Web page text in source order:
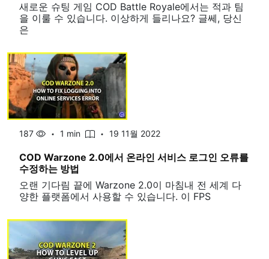
새로운 슈팅 게임 COD Battle Royale에서는 적과 팀
을 이룰 수 있습니다. 이상하게 들리나요? 글쎄, 당신
은
187 1 min 19 11월 2022
COD Warzone 2.0에서 온라인 서비스 로그인 오류를
수정하는 방법
오랜 기다림 끝에 Warzone 2.0이 마침내 전 세계 다
양한 플랫폼에서 사용할 수 있습니다. 이 FPS